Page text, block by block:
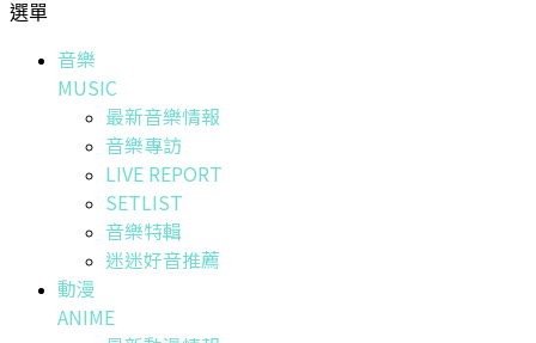
選單
音樂
MUSIC
最新音樂情報
音樂專訪
LIVE REPORT
SETLIST
音樂特輯
迷迷好音推薦
動漫
ANIME